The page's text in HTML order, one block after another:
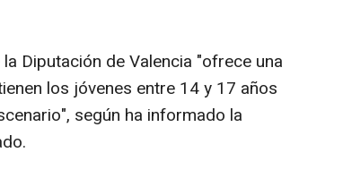
Diputación de Valencia "ofrece una
los jóvenes entre 14 y 17 años
según ha informado la